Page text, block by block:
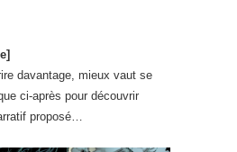
davantage, mieux vaut se
ci-après pour découvrir
proposé…